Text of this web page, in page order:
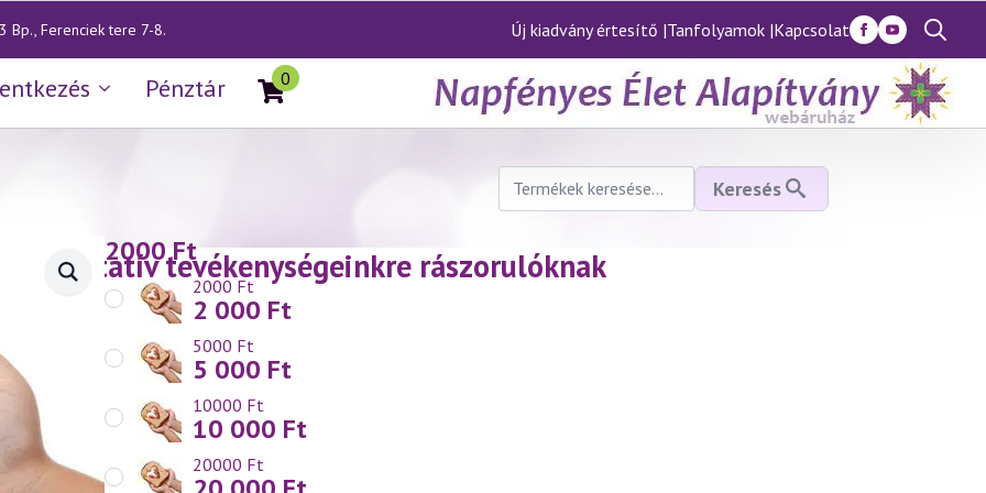
Bp., Ferenciek tere 7-8. Új kiadvány értesítő |Tanfolyamok |Kapcsolat
Search
for:
Pénztár 0
Keresés
következőre:
Keresés
karitatív tevékenységeinkre rászorulóknak
2000Ft
2000 Ft
2 000 Ft
5000 Ft
5 000 Ft
10000 Ft
10 000 Ft
20000 Ft